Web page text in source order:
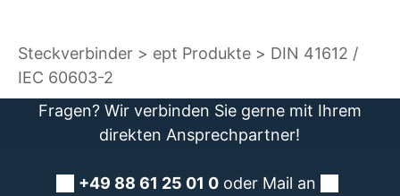
Steckverbinder ept Produkte
DIN 41612 /
IEC 60603-2
Fragen? Wir verbinden Sie gerne mit Ihrem
direkten Ansprechpartner!
+49 88 61 25 01 0 oder Mail an